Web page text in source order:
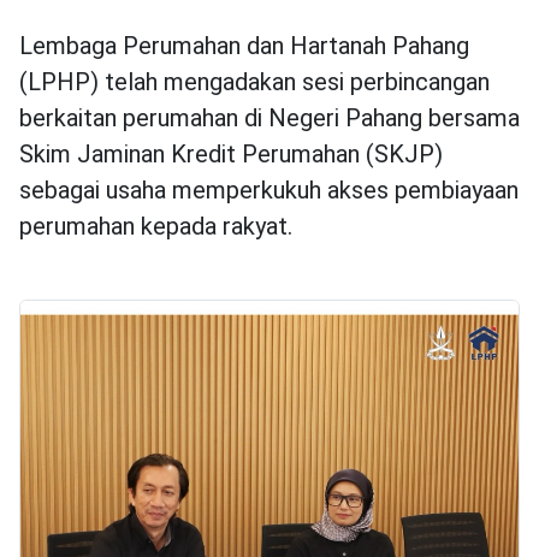
Lembaga Perumahan dan Hartanah Pahang
(LPHP) telah mengadakan sesi perbincangan
berkaitan perumahan di Negeri Pahang bersama
Skim Jaminan Kredit Perumahan (SKJP)
sebagai usaha memperkukuh akses pembiayaan
perumahan kepada rakyat.